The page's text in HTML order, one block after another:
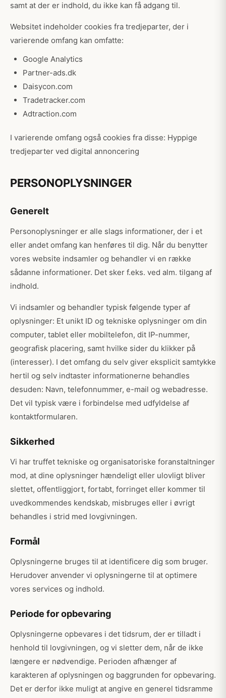
samt at der er indhold, du ikke kan få adgang til.
Websitet indeholder cookies fra tredjeparter, der i
varierende omfang kan omfatte:
Google Analytics
Partner-ads.dk
Daisycon.com
Tradetracker.com
Adtraction.com
I varierende omfang også cookies fra disse: Hyppige
tredjeparter ved digital annoncering
PERSONOPLYSNINGER
Generelt
Personoplysninger er alle slags informationer, der i et
eller andet omfang kan henføres til dig. Når du benytter
vores website indsamler og behandler vi en række
sådanne informationer. Det sker f.eks. ved alm. tilgang af
indhold.
Vi indsamler og behandler typisk følgende typer af
oplysninger: Et unikt ID og tekniske oplysninger om din
computer, tablet eller mobiltelefon, dit IP-nummer,
geografisk placering, samt hvilke sider du klikker på
(interesser). I det omfang du selv giver eksplicit samtykke
hertil og selv indtaster informationerne behandles
desuden: Navn, telefonnummer, e-mail og webadresse.
Det vil typisk være i forbindelse med udfyldelse af
kontaktformularen.
Sikkerhed
Vi har truffet tekniske og organisatoriske foranstaltninger
mod, at dine oplysninger hændeligt eller ulovligt bliver
slettet, offentliggjort, fortabt, forringet eller kommer til
uvedkommendes kendskab, misbruges eller i øvrigt
behandles i strid med lovgivningen.
Formål
Oplysningerne bruges til at identificere dig som bruger.
Herudover anvender vi oplysningerne til at optimere
vores services og indhold.
Periode for opbevaring
Oplysningerne opbevares i det tidsrum, der er tilladt i
henhold til lovgivningen, og vi sletter dem, når de ikke
længere er nødvendige. Perioden afhænger af
karakteren af oplysningen og baggrunden for opbevaring.
Det er derfor ikke muligt at angive en generel tidsramme